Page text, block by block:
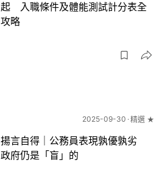
起 入職條件及體能測試計分表全
攻略
2025-09-30 精選 ★
揚言自得｜公務員表現孰優孰劣
政府仍是「盲」的